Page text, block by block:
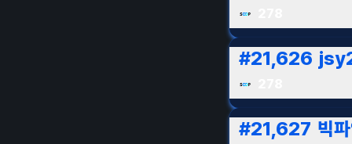
#21,626
#21,627 빅